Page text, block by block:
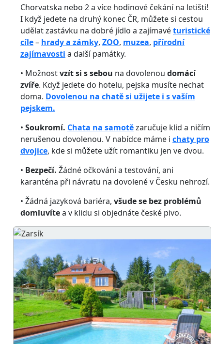
Chorvatska nebo 2 a více hodinové čekání na letišti!
I když jedete na druhý konec ČR, můžete si cestou
udělat zastávku na dobré jídlo a zajímavéturistické
cíle– hrady a zámky, ZOO, muzea, přírodní
zajímavosti a další památky.
• Možnostvzít si s sebou na dovolenou domácí
zvíře. Když jedete do hotelu, pejska musíte nechat
doma. Dovolenou na chatě si užijete i s vaším
pejskem.
• Soukromí. Chata na samotězaručuje klid a ničím
nerušenou dovolenou. V nabídce máme i chaty pro
dvojice, kde si můžete užít romantiku jen ve dvou.
• Bezpečí. Žádné očkování a testování, ani
karanténa při návratu na dovolené v Česku nehrozí.
• Žádná jazyková bariéra, všude se bez problémů
domluvítea v klidu si objednáte české pivo.